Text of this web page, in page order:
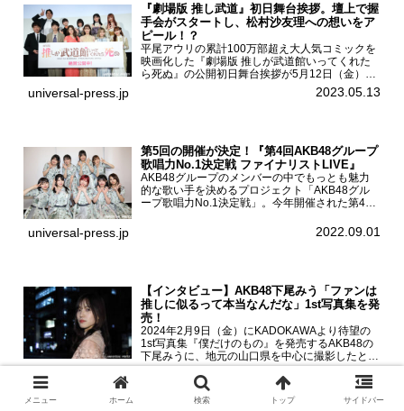
『劇場版 推し武道』初日舞台挨拶。壇上で握
手会がスタートし、松村沙友理への想いをア
ピール！？
平尾アウリの累計100万部超え大人気コミックを
映画化した『劇場版 推しが武道館いってくれた
ら死ぬ』の公開初日舞台挨拶が5月12日（金）新
宿バルト9で開催され、出演者の松村沙友理、中
村里帆、MOMO(@onefive)、KANO(@onefi...
universal-press.jp 2023.05.13
第5回の開催が決定！『第4回AKB48グループ
歌唱力No.1決定戦 ファイナリストLIVE』
AKB48グループのメンバーの中でもっとも魅力
的な歌い手を決めるプロジェクト「AKB48グル
ープ歌唱力No.1決定戦」。今年開催された第4回
る一夜限りのライブイベント「ファイナリスト
universal-press.jp 2022.09.01
【インタビュー】AKB48下尾みう「ファンは
推しに似るって本当なんだな」1st写真集を発
売！
2024年2月9日（金）にKADOKAWAより待望の
1st写真集『僕だけのもの』を発売するAKB48の
下尾みうに、地元の山口県を中心に撮影したとい
う今回の写真集についてインタビューをお願いし
た。1st写真集『僕だけのもの』を発売する
universal-press.jp 2024.02.08
メニュー ホーム 検索 トップ サイドバー